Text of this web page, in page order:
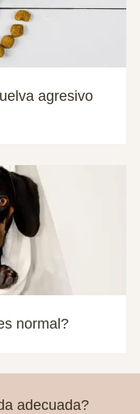
agresivo
normal?
adecuada?